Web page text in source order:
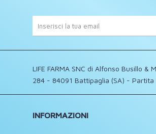
LIFE FARMA SNC di Alfonso Busillo &
284 - 84091 Battipaglia (SA) - Partita
INFORMAZIONI